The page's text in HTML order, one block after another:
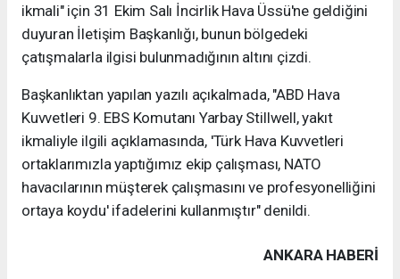
ikmali" için 31 Ekim Salı İncirlik Hava Üssü'ne geldiğini
duyuran İletişim Başkanlığı, bunun bölgedeki
çatışmalarla ilgisi bulunmadığının altını çizdi.
Başkanlıktan yapılan yazılı açıkalmada, "ABD Hava
Kuvvetleri 9. EBS Komutanı Yarbay Stillwell, yakıt
ikmaliyle ilgili açıklamasında, 'Türk Hava Kuvvetleri
ortaklarımızla yaptığımız ekip çalışması, NATO
havacılarının müşterek çalışmasını ve profesyonelliğini
ortaya koydu' ifadelerini kullanmıştır" denildi.
ANKARA HABERİ